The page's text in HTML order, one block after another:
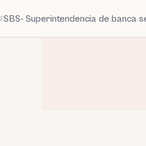
SBS- Superintendencia de banca